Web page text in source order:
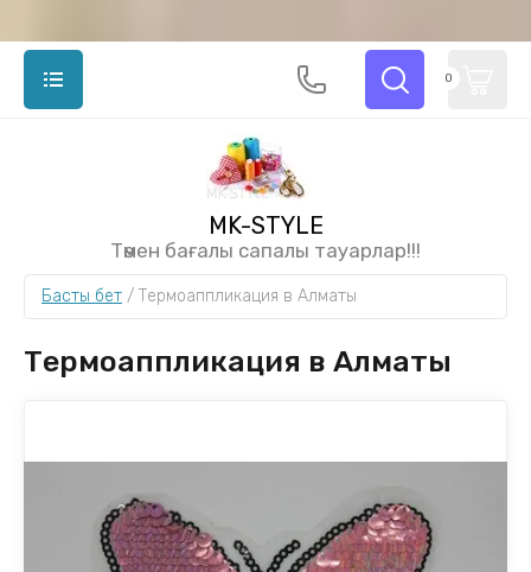
MK-STYLE
Төмен бағалы сапалы тауарлар!!!
0
Басты бет / Термоаппликация в Алматы
Термоаппликация в Алматы